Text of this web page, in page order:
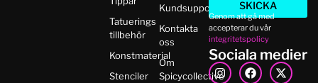
Tatuerings
tillbehör
Konstmaterial
Stenciler
Kundsupport
Kontakta
oss
Om
Spicycollective
SKICKA
Genom att gå med
accepterar du vår
integritetspolicy
Sociala medier